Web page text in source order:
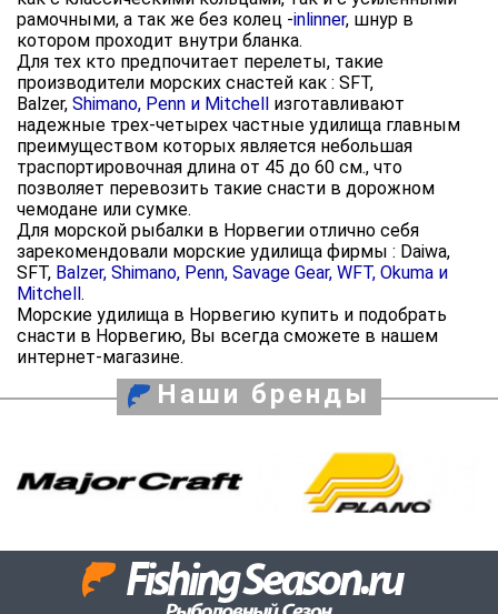
рамочными, а так же без колец -inlinner, шнур в
котором проходит внутри бланка.
Для тех кто предпочитает перелеты, такие
производители морских снастей как : SFT,
Balzer, Shimano, Penn и Mitchell изготавливают
надежные трех-четырех частные удилища главным
преимуществом которых является небольшая
траспортировочная длина от 45 до 60 см., что
позволяет перевозить такие снасти в дорожном
чемодане или сумке.
Для морской рыбалки в Норвегии отлично себя
зарекомендовали морские удилища фирмы : Daiwa,
SFT, Balzer, Shimano, Penn, Savage Gear, WFT, Okuma и
Mitchell.
Морские удилища в Норвегию купить и подобрать
снасти в Норвегию, Вы всегда сможете в нашем
интернет-магазине.
Наши бренды